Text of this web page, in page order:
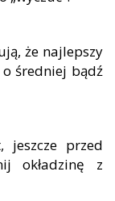
że najlepszy
średniej bądź
jeszcze przed
okładzinę z